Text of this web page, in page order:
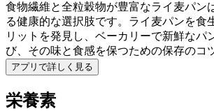
食物繊維と全粒穀物が豊富なライ麦パン
る健康的な選択肢です。ライ麦パンを食
リットを発見し、ベーカリーで新鮮なパ
び、その味と食感を保つための保存のコ
アプリで詳しく見る
栄養素